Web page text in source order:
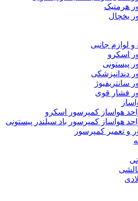
هرمتیک
یخچال
لوازم جانبی
اسکرو
پیستونی
دندانپزشکی
سانتریفیوژ
فشار قوی
هواساز کمپرسور اسکرو
هواساز کمپرسور باد سیلندر پیستونی
و تعمیر کمپرسور